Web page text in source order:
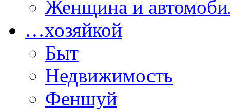
Женщина и
…хозяйкой
Быт
Недвижимость
Феншуй